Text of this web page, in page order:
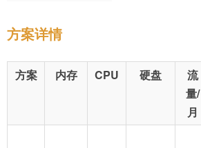
方案详情
方案 内存 CPU 硬盘
流
量/
月